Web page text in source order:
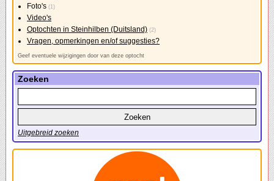
Foto's (1)
Video's
Optochten in Steinhilben (Duitsland) (2)
Vragen, opmerkingen en/of suggesties?
Geef eventuele wijzigingen door van deze optocht
Zoeken
Uitgebreid zoeken